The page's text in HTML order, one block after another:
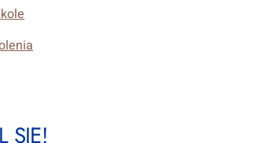
SIĘ!